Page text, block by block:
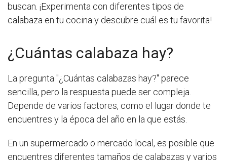
buscan. ¡Experimenta con diferentes tipos de
calabaza en tu cocina y descubre cuál es tu favorita!
¿Cuántas calabaza hay?
La pregunta "¿Cuántas calabazas hay?" parece
sencilla, pero la respuesta puede ser compleja.
Depende de varios factores, como el lugar donde te
encuentres y la época del año en la que estás.
En un supermercado o mercado local, es posible que
encuentres diferentes tamaños de calabazas y varios